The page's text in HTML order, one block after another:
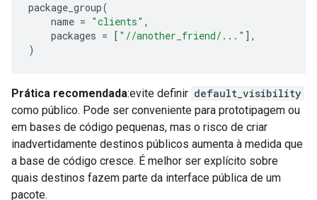
package_group(
name = "clients" ,
packages = [ "//another_friend/..." ],
)
Prática recomendada:evite definir default_visibility
como público. Pode ser conveniente para prototipagem ou
em bases de código pequenas, mas o risco de criar
inadvertidamente destinos públicos aumenta à medida que
a base de código cresce. É melhor ser explícito sobre
quais destinos fazem parte da interface pública de um
pacote.